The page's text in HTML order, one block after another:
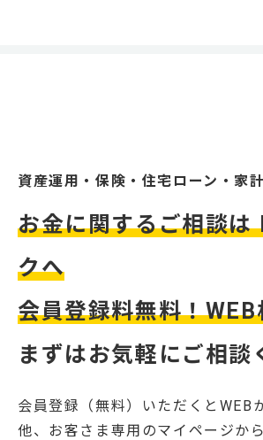
資産運用・保険・住宅ローン・家
お金に関するご相談は
クへ
会員登録料無料！
まずはお気軽にご相談
会員登録（無料）いただくとWEB
他、お客さま専用のマイページか